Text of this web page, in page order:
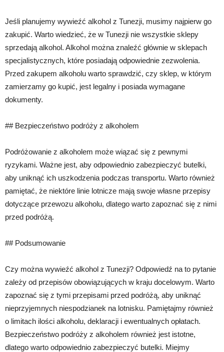
Jeśli planujemy wywieźć alkohol z Tunezji, musimy najpierw go
zakupić. Warto wiedzieć, że w Tunezji nie wszystkie sklepy
sprzedają alkohol. Alkohol można znaleźć głównie w sklepach
specjalistycznych, które posiadają odpowiednie zezwolenia.
Przed zakupem alkoholu warto sprawdzić, czy sklep, w którym
zamierzamy go kupić, jest legalny i posiada wymagane
dokumenty.
## Bezpieczeństwo podróży z alkoholem
Podróżowanie z alkoholem może wiązać się z pewnymi
ryzykami. Ważne jest, aby odpowiednio zabezpieczyć butelki,
aby uniknąć ich uszkodzenia podczas transportu. Warto również
pamiętać, że niektóre linie lotnicze mają swoje własne przepisy
dotyczące przewozu alkoholu, dlatego warto zapoznać się z nimi
przed podróżą.
## Podsumowanie
Czy można wywieźć alkohol z Tunezji? Odpowiedź na to pytanie
zależy od przepisów obowiązujących w kraju docelowym. Warto
zapoznać się z tymi przepisami przed podróżą, aby uniknąć
nieprzyjemnych niespodzianek na lotnisku. Pamiętajmy również
o limitach ilości alkoholu, deklaracji i ewentualnych opłatach.
Bezpieczeństwo podróży z alkoholem również jest istotne,
dlatego warto odpowiednio zabezpieczyć butelki. Miejmy